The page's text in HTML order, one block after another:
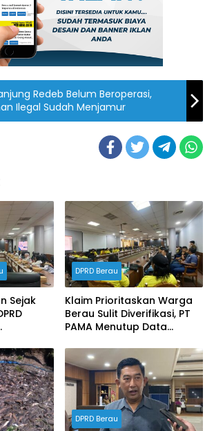
Redeb Belum Beroperasi,
Ilegal Sudah Menjamur
Sejak
DPRD Berau
Klaim Prioritaskan Warga
Berau Sulit Diverifikasi, PT
PAMA Menutup Data
RDP DPRD
DPRD Berau